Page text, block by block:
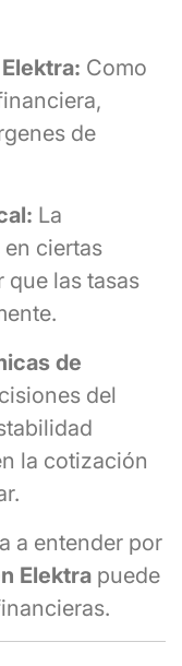
Como
de
La
ciertas
que las tasas
de
del
la cotización
a entender por
Elektra puede